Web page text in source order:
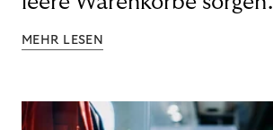
MEHR LESEN